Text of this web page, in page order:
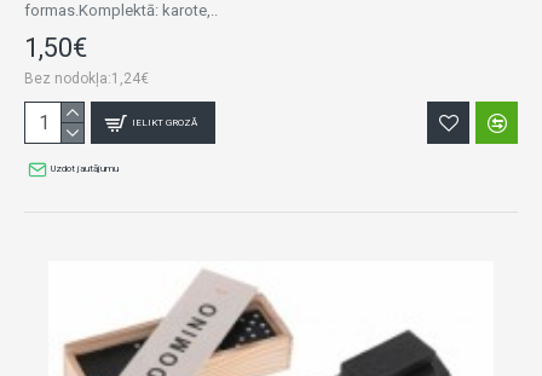
formas.Komplektā: karote,..
1,50€
Bez nodokļa:1,24€
IELIKT GROZĀ
Uzdot jautājumu